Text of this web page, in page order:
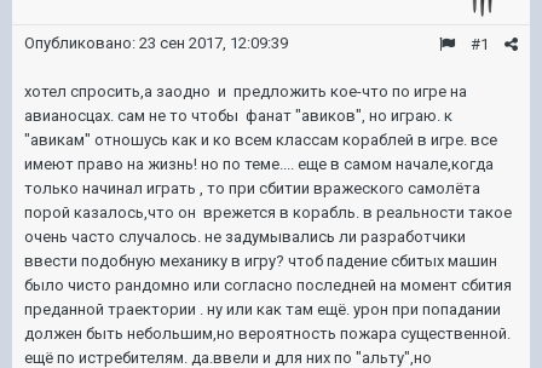
#1
Опубликовано: 23 сен 2017, 12:09:39
хотел спросить,а заодно и предложить кое-что по игре на
авианосцах. сам не то чтобы фанат "авиков", но играю. к
"авикам" отношусь как и ко всем классам кораблей в игре. все
имеют право на жизнь! но по теме.... еще в самом начале,когда
только начинал играть , то при сбитии вражеского самолёта
порой казалось,что он врежется в корабль. в реальности такое
очень часто случалось. не задумывались ли разработчики
ввести подобную механику в игру? чтоб падение сбитых машин
было чисто рандомно или согласно последней на момент сбития
преданной траектории . ну или как там ещё. урон при попадании
должен быть небольшим,но вероятность пожара существенной.
ещё по истребителям. да.ввели и для них по "альту",но